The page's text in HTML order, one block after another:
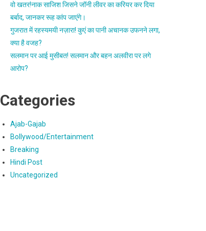
वो खतर!नाक साजिश जिसने जॉनी लीवर का करियर कर दिया
बर्बाद, जानकर रूह कांप जाएंगे।
गुजरात में रहस्यमयी नज़ारा! कुएं का पानी अचानक उफनने लगा,
क्या है वजह?
सलमान पर आई मुसीबत! सलमान और बहन अलवीरा पर लगे
आरोप?
Categories
Ajab-Gajab
Bollywood/Entertainment
Breaking
Hindi Post
Uncategorized